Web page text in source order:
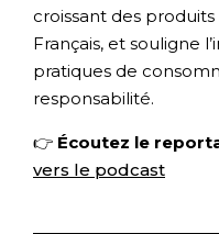
croissant des
Français, et souligne
pratiques de
responsabilité.
👉 Écoutez le
vers le podcast